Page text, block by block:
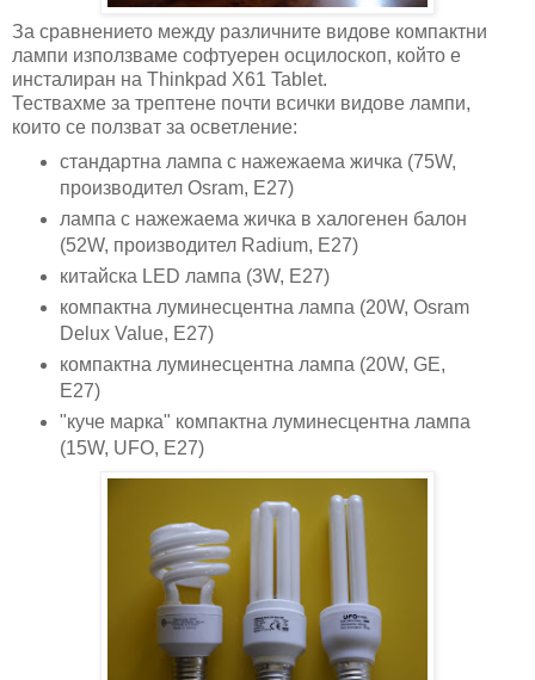
За сравнението между различните видове компактни
лампи използваме софтуерен осцилоскоп, който е
инсталиран на Thinkpad X61 Tablet.
Тествахме за трептене почти всички видове лампи,
които се ползват за осветление:
стандартна лампа с нажежаема жичка (75W,
производител Osram, E27)
лампа с нажежаема жичка в халогенен балон
(52W, производител Radium, E27)
китайска LED лампа (3W, E27)
компактна луминесцентна лампа (20W, Osram
Delux Value, E27)
компактна луминесцентна лампа (20W, GE,
E27)
"куче марка" компактна луминесцентна лампа
(15W, UFO, E27)